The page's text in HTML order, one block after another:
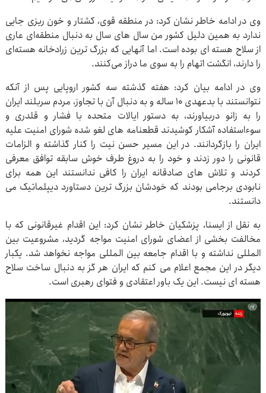
وی در ادامه خاطر نشان کرد: در منطقه قوی، کشتار و خون ریزی جایی
ندارد به همین دلیل کشور من سال های سال به دنبال منطقه‌ای عاری
از سلاح هسته ای بوده است. اما آنهایی که بزرگ ترین زرادخانه هسته‌ای
را دارند، انگشت اتهام را به سوی ما دراز می‌کنند.
وی در ادامه بیان کرد: هفته گذشته سه کشور اروپایی پس از آنکه
نتوانستند با بدعهدی ۱۰ ساله و به دنبال آن با تجاوز، مردم سربلند ایران
را به زانو دربیاورند، به دستور ایالات متحده با فشار و قلدری و
سوءاستفاده آشکار کوشیدند قطعنامه های لغو شده شورای امنیت علیه
ایران را بازگردانند. در این مسیر حسن نیت را کنار گذاشته و الزامات
قانونی را دور زدند و خود را به دروغ طرف خوش سابقه توافق معرفی
کردند و تلاش های صادقانه ایران را کافی ندانستند این همه برای
نابودی برجامی بودند که خودشان بزرگ ترین دستاورد دیپلماتیک می
دانستند.
به نقل از ایسنا، پزشکیان خاطر نشان کرد: این اقدام غیرقانونی که با
مخالفت بخشی از اعضای شورای امنیت مواجه گردید، مشروعیت بین
المللی نداشته و با اقدام جامعه بین المللی مواجه نخواهد شد. یکبار
دیگر در این مجمع اعلام می کنم که ایران هر گز به دنبال ساخت سلاح
هسته ای نیست. این یک باور اعتقادی و فتوای رهبری است.